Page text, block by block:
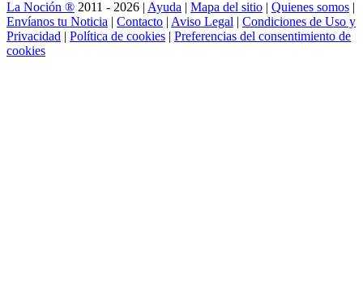
La Noción ® 2011 - 2026 | Ayuda | Mapa del sitio | Quienes somos |
Envíanos tu Noticia | Contacto | Aviso Legal | Condiciones de Uso y
Privacidad | Política de cookies | Preferencias del consentimiento de
cookies